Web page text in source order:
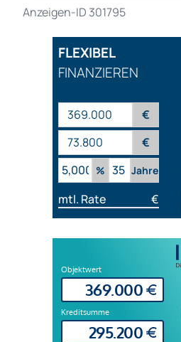
Anzeigen-ID 301795
FLEXIBEL
FINANZIEREN
€
€
%
Jahre
mtl. Rate €